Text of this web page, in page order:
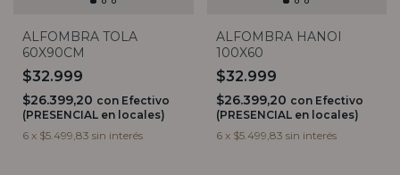
ALFOMBRA TOLA
60X90CM
$32.999
$26.399,20 con Efectivo
(PRESENCIAL en locales)
6 x $5.499,83 sin interés
ALFOMBRA HANOI
100X60
$32.999
$26.399,20 con Efectivo
(PRESENCIAL en locales)
6 x $5.499,83 sin interés